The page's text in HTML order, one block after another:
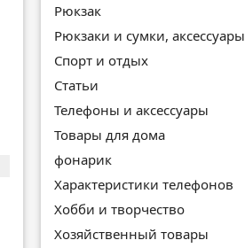
Рюкзак
Рюкзаки и сумки, аксессуары
Спорт и отдых
Статьи
Телефоны и аксессуары
Товары для дома
фонарик
Характеристики телефонов
Хобби и творчество
Хозяйственный товары